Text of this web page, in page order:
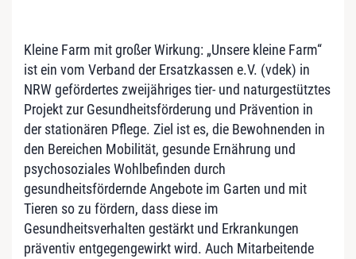
Kleine Farm mit großer Wirkung: „Unsere kleine Farm“
ist ein vom Verband der Ersatzkassen e.V. (vdek) in
NRW gefördertes zweijähriges tier- und naturgestütztes
Projekt zur Gesundheitsförderung und Prävention in
der stationären Pflege. Ziel ist es, die Bewohnenden in
den Bereichen Mobilität, gesunde Ernährung und
psychosoziales Wohlbefinden durch
gesundheitsfördernde Angebote im Garten und mit
Tieren so zu fördern, dass diese im
Gesundheitsverhalten gestärkt und Erkrankungen
präventiv entgegengewirkt wird. Auch Mitarbeitende